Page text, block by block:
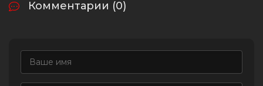
Комментарии (0)